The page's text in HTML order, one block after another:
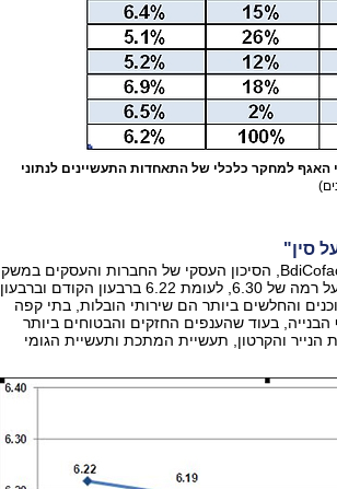
האגף למחקר כלכלי של התאחדות התעשיינים לנתוני
סין"
לפי מדד הסיכון המשולב של BdiCoface, הסיכון העסקי של החברות והעסקים במשק
עמד ברבעון השלישי של השנה על רמה של 6.30, לעומת 6.22 ברבעון הקודם וברבעון
והחלשים ביותר הם שירותי הובלות, בתי קפה
הבנייה, בעוד שהענפים החזקים והבטוחים ביותר
והקרטון, תעשיית המתכת ותעשיית הגומי